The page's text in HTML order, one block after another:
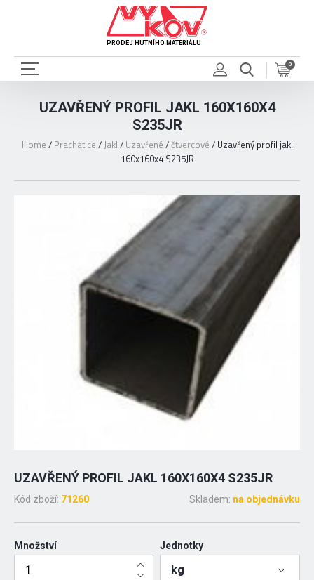
PRODEJ HUTNÍHO MATERIÁLU
0
UZAVŘENÝ PROFIL JAKL 160X160X4
S235JR
Home / Prachatice /Jakl / Uzavřené /čtvercové / Uzavřený profil jakl
160x160x4 S235JR
UZAVŘENÝ PROFIL JAKL 160X160X4 S235JR
Kód zboží: 71260 Skladem: na objednávku
Množství Jednotky
kg